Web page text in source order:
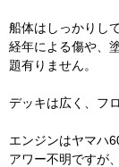
船体はしっかりし
経年による傷や、
題有りません。
デッキは広く、フ
エンジンはヤマハ
アワー不明ですが